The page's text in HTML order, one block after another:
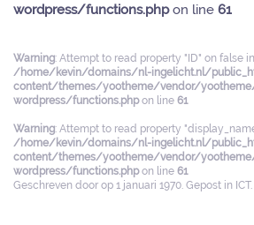
wordpress/functions.phpon line 61
Warning: Attempt to read property "ID" on false in
/home/kevin/domains/nl-ingelicht.nl/
content/themes/yootheme/vendor/
wordpress/functions.phpon line 61
Warning: Attempt to read property
/home/kevin/domains/nl-ingelicht.nl/
content/themes/yootheme/vendor/
wordpress/functions.phpon line 61
Geschreven door op 1 januari 1970 . Gepost in ICT.